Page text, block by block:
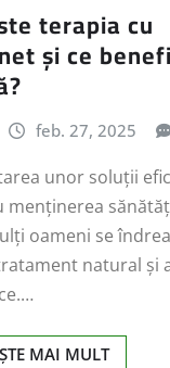
terapia cu
și ce
feb. 27, 2025
unor soluții
menținerea
oameni se
natural și
MAI MULT